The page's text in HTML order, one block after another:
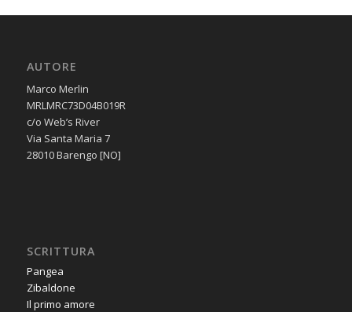
AUTORE
Marco Merlin
MRLMRC73D04B019R
c/o Web’s River
Via Santa Maria 7
28010 Barengo [NO]
SCRITTURA
Pangea
Zibaldone
Il primo amore